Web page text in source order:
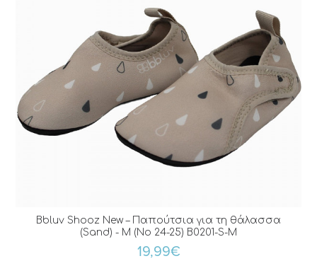
Bbluv Shooz New – Παπούτσια για τη θάλασσα
(Sand) - M (No 24-25) B0201-S-M
19,99€